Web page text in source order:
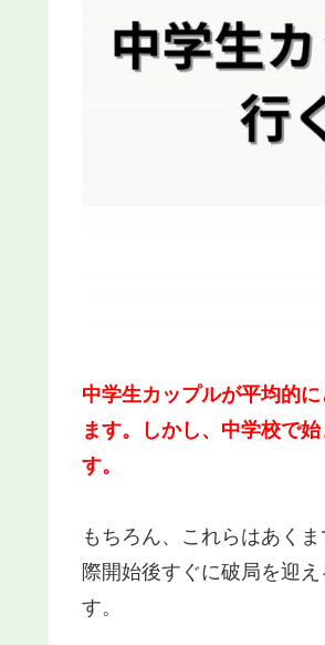
中学生カップルが平均的
ます。しかし、中学校で
す。
もちろん、これらはあく
際開始後すぐに破局を迎
す。